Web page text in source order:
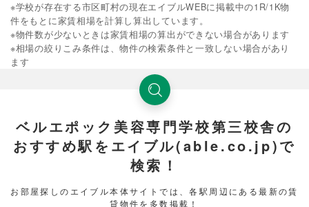
※学校が存在する市区町村の現在エイブルWEBに掲載中の1R/1K物
件をもとに家賃相場を計算し算出しています。
※物件数が少ないときは家賃相場の算出ができない場合があります
※相場の絞りこみ条件は、物件の検索条件と一致しない場合があり
ます
ベルエポック美容専門学校第三校舎の
おすすめ駅をエイブル(able.co.jp)で
検索！
お部屋探しのエイブル本体サイトでは、各駅周辺にある最新の賃
貸物件を多数掲載！